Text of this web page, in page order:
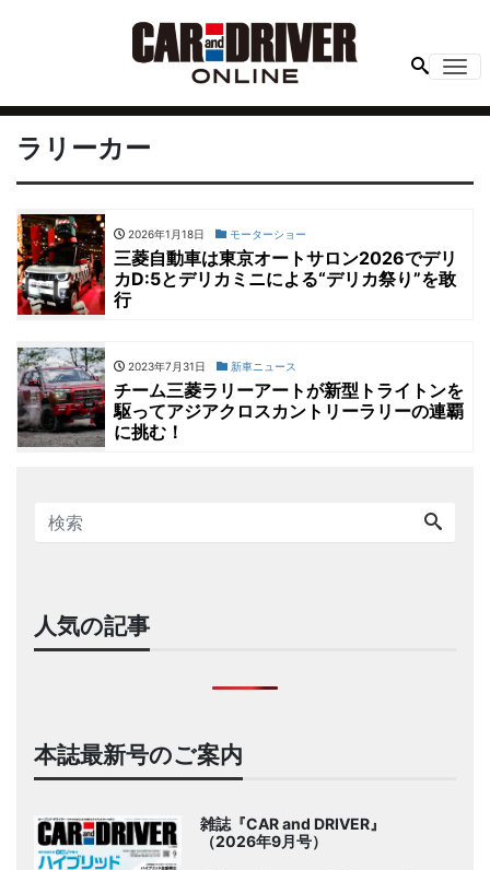
ラリーカー
2026年1月18日 モーターショー
三菱自動車は東京オートサロン2026でデリ
カD:5とデリカミニによる“デリカ祭り”を敢
行
2023年7月31日 新車ニュース
チーム三菱ラリーアートが新型トライトンを
駆ってアジアクロスカントリーラリーの連覇
に挑む！
人気の記事
本誌最新号のご案内
雑誌『CAR and DRIVER』
（2026年9月号）